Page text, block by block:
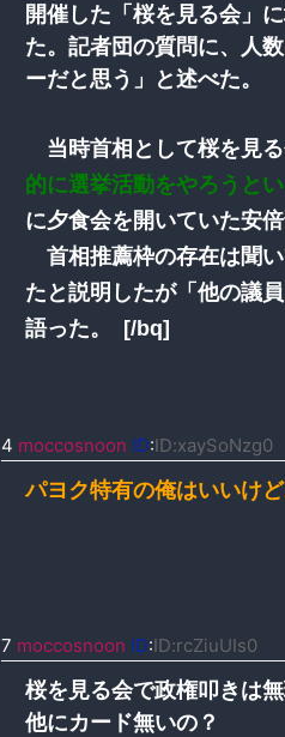
開催した「桜を見る会」
た。記者団の質問に、人
ーだと思う」と述べた。
当時首相として桜を見
的に選挙活動をやろうと
に夕食会を開いていた安
首相推薦枠の存在は聞
たと説明したが「他の議
語った。 [/bq]
4 moccosnoon ID:ID:xaySoNzg0
パヨク特有の俺はいいけ
7 moccosnoon ID:ID:rcZiuUIs0
桜を見る会で政権叩きは
他にカード無いの？